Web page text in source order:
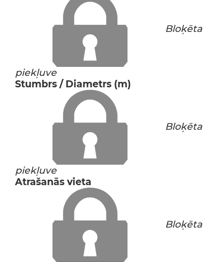
Bloķēta
piekļuve
Stumbrs / Diametrs (m)
Bloķēta
piekļuve
Atrašanās vieta
Bloķēta